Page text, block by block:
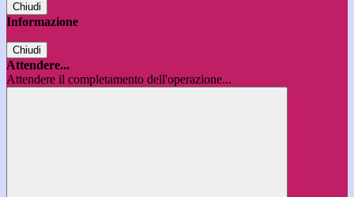
Chiudi
Informazione
Chiudi
Attendere...
Attendere il completamento dell'operazione...